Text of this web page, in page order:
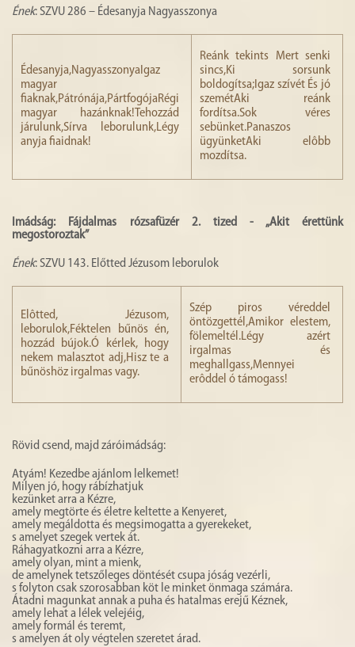
Ének: SZVU 286 – Édesanyja Nagyasszonya
Édesanyja,NagyasszonyaIgaz
magyar
fiaknak,Pátrónája,PártfogójaRégi
magyar hazánknak!Tehozzád
járulunk,Sírva leborulunk,Légy
anyja fiaidnak!
Reánk tekints Mert senki
sincs,Ki sorsunk
boldogítsa;Igaz szívét És jó
szemétAki reánk
fordítsa.Sok véres
sebünket.Panaszos
ügyünketAki elôbb
mozdítsa.
Imádság: Fájdalmas rózsafüzér 2. tized - „Akit érettünk
megostoroztak”
Ének: SZVU 143. Előtted Jézusom leborulok
Elôtted, Jézusom,
leborulok,Féktelen bűnös én,
hozzád bújok.Ó kérlek, hogy
nekem malasztot adj,Hisz te a
bűnöshöz irgalmas vagy.
Szép piros véreddel
öntözgettél,Amikor elestem,
fölemeltél.Légy azért
irgalmas és
meghallgass,Mennyei
erôddel ó támogass!
Rövid csend, majd záróimádság:
Atyám! Kezedbe ajánlom lelkemet!
Milyen jó, hogy rábízhatjuk
kezünket arra a Kézre,
amely megtörte és életre keltette a Kenyeret,
amely megáldotta és megsimogatta a gyerekeket,
s amelyet szegek vertek át.
Ráhagyatkozni arra a Kézre,
amely olyan, mint a mienk,
de amelynek tetszőleges döntését csupa jóság vezérli,
s folyton csak szorosabban köt le minket önmaga számára.
Átadni magunkat annak a puha és hatalmas erejű Kéznek,
amely lehat a lélek velejéig,
amely formál és teremt,
s amelyen át oly végtelen szeretet árad.